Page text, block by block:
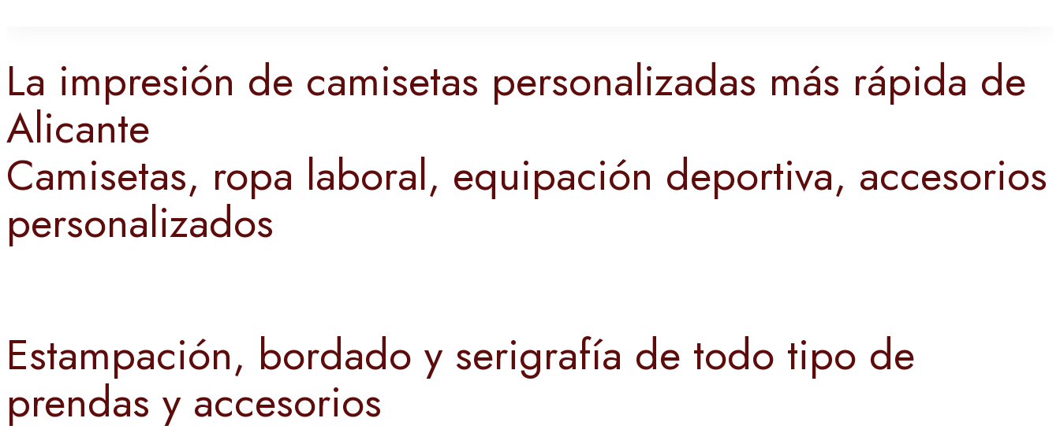
La impresión de camisetas personalizadas más rápida de
Alicante
Camisetas, ropa laboral, equipación deportiva, accesorios
personalizados
Estampación, bordado y serigrafía de todo tipo de
prendas y accesorios